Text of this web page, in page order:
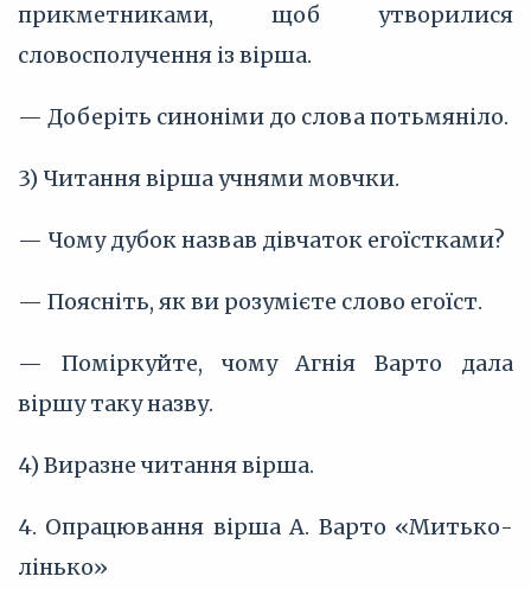
прикметниками, щоб утворилися
словосполучення із вірша.
— Доберіть синоніми до слова потьмяніло.
3) Читання вірша учнями мовчки.
— Чому дубок назвав дівчаток егоїстками?
— Поясніть, як ви розумієте слово егоїст.
— Поміркуйте, чому Агнія Варто дала
віршу таку назву.
4) Виразне читання вірша.
4. Опрацювання вірша А. Варто «Митько-
лінько»